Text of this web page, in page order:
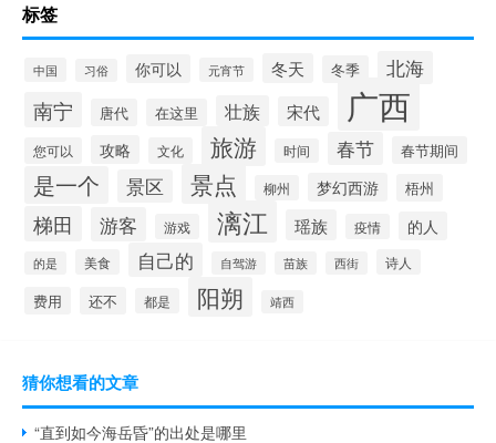
标签
中国 习俗 你可以 元宵节 冬天 冬季 北海
南宁 唐代 在这里 壮族 宋代 广西
您可以 攻略 文化 旅游 时间 春节 春节期间
是一个 景区 景点 柳州 梦幻西游 梧州
梯田 游客 游戏 漓江 瑶族 疫情 的人
的是 美食 自己的 自驾游 苗族 西街 诗人
费用 还不 都是 阳朔 靖西
猜你想看的文章
“直到如今海岳昏”的出处是哪里